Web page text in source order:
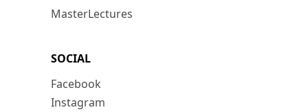
MasterLectures
SOCIAL
Facebook
Instagram